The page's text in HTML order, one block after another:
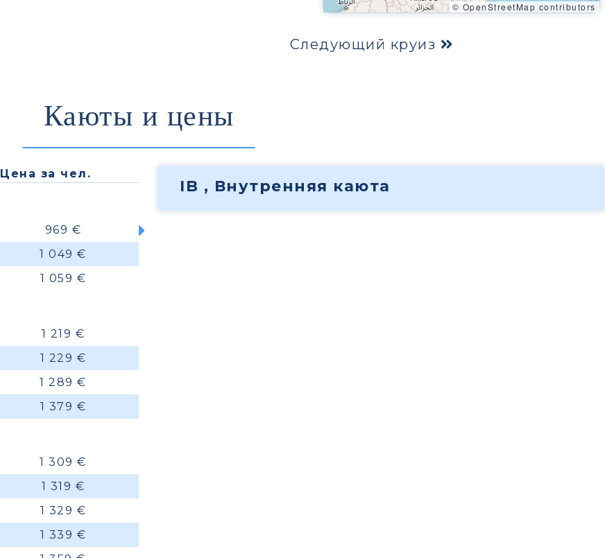
© OpenStreetMap contributors
Следующий круиз
Каюты и цены
Цена за чел.
969 €
1 049 €
1 059 €
1 219 €
1 229 €
1 289 €
1 379 €
1 309 €
1 319 €
1 329 €
1 339 €
IB , Внутренняя каюта